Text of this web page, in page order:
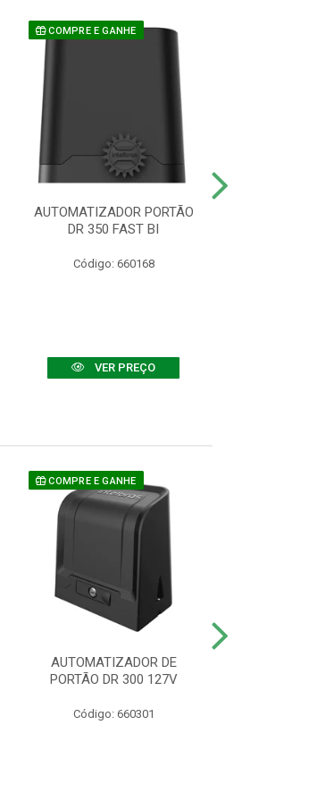
COMPRE E GANHE
AUTOMATIZADOR PORTÃO
DR 350 FAST BI
Código: 660168
VER PREÇO
COMPRE E GANHE
AUTOMATIZADOR DE
PORTÃO DR 300 127V
Código: 660301